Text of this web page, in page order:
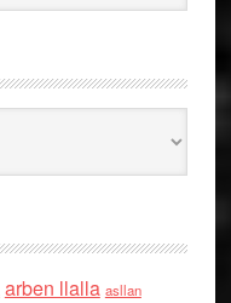
arben llalla asllan